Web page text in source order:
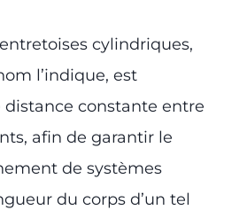
cylindriques,
l’indique, est
distance constante entre
afin de garantir le
de systèmes
du corps d’un tel